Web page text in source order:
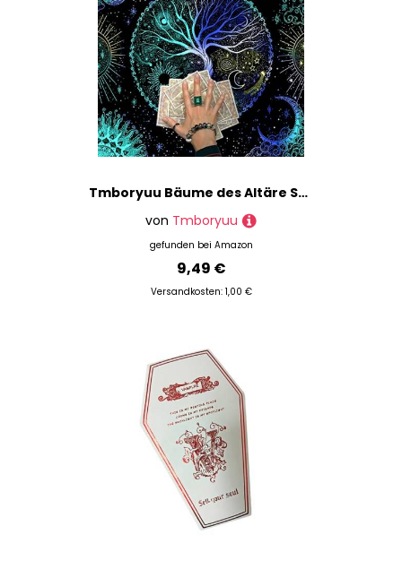
Tmboryuu Bäume des Altäre Stoff Tarotkarten Tischdecke Gotteskarten Tisch Quadratwänder Lieferungen Altäre Tarotkarte
von Tmboryuu
gefunden bei Amazon
9,49 €
Versandkosten: 1,00 €